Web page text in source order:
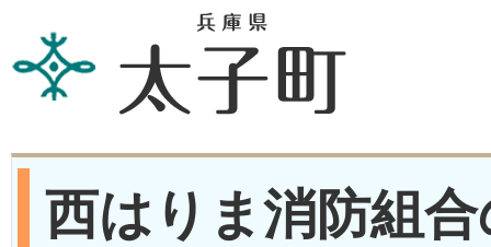
西はりま消防組